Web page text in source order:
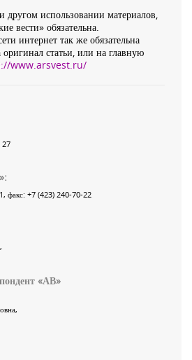
другом использовании материалов,
вести» обязательна.
интернет так же обязательна
статьи, или на главную
www.arsvest.ru/
27
»:
, факс: +7 (423) 240-70-22
«АВ»